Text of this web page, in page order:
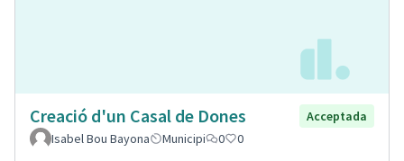
Creació d'un Casal de Dones
Acceptada
Isabel Bou Bayona
Municipi 0 0